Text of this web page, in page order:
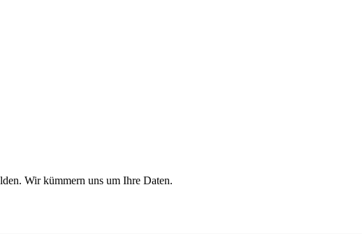
Wir kümmern uns um Ihre Daten.